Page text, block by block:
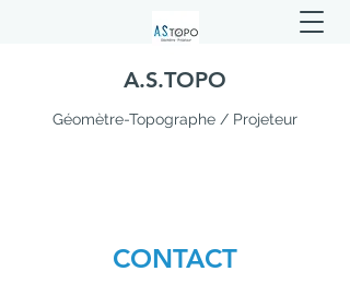
A.S.TOPO
Géomètre-Topographe / Projeteur
CONTACT